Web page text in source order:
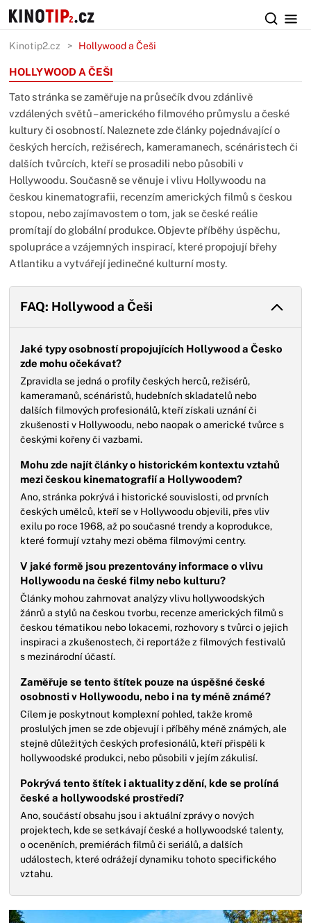
Kinotip2.cz Hollywood a Češi
HOLLYWOOD A ČEŠI
Tato stránka se zaměřuje na průsečík dvou zdánlivě
vzdálených světů – amerického filmového průmyslu a české
kultury či osobností. Naleznete zde články pojednávající o
českých hercích, režisérech, kameramanech, scénáristech či
dalších tvůrcích, kteří se prosadili nebo působili v
Hollywoodu. Současně se věnuje i vlivu Hollywoodu na
českou kinematografii, recenzím amerických filmů s českou
stopou, nebo zajímavostem o tom, jak se české reálie
promítají do globální produkce. Objevte příběhy úspěchu,
spolupráce a vzájemných inspirací, které propojují břehy
Atlantiku a vytvářejí jedinečné kulturní mosty.
FAQ: Hollywood a Češi
Jaké typy osobností propojujících Hollywood a Česko
zde mohu očekávat?
Zpravidla se jedná o profily českých herců, režisérů,
kameramanů, scénáristů, hudebních skladatelů nebo
dalších filmových profesionálů, kteří získali uznání či
zkušenosti v Hollywoodu, nebo naopak o americké tvůrce s
českými kořeny či vazbami.
Mohu zde najít články o historickém kontextu vztahů
mezi českou kinematografií a Hollywoodem?
Ano, stránka pokrývá i historické souvislosti, od prvních
českých umělců, kteří se v Hollywoodu objevili, přes vliv
exilu po roce 1968, až po současné trendy a koprodukce,
které formují vztahy mezi oběma filmovými centry.
V jaké formě jsou prezentovány informace o vlivu
Hollywoodu na české filmy nebo kulturu?
Články mohou zahrnovat analýzy vlivu hollywoodských
žánrů a stylů na českou tvorbu, recenze amerických filmů s
českou tématikou nebo lokacemi, rozhovory s tvůrci o jejich
inspiraci a zkušenostech, či reportáže z filmových festivalů
s mezinárodní účastí.
Zaměřuje se tento štítek pouze na úspěšné české
osobnosti v Hollywoodu, nebo i na ty méně známé?
Cílem je poskytnout komplexní pohled, takže kromě
proslulých jmen se zde objevují i příběhy méně známých, ale
stejně důležitých českých profesionálů, kteří přispěli k
hollywoodské produkci, nebo působili v jejím zákulisí.
Pokrývá tento štítek i aktuality z dění, kde se prolíná
české a hollywoodské prostředí?
Ano, součástí obsahu jsou i aktuální zprávy o nových
projektech, kde se setkávají české a hollywoodské talenty,
o oceněních, premiérách filmů či seriálů, a dalších
událostech, které odrážejí dynamiku tohoto specifického
vztahu.